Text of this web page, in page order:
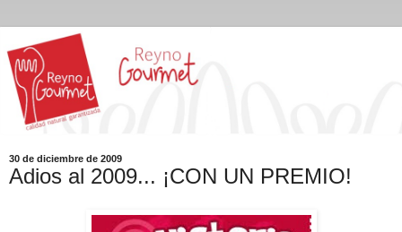
30 de diciembre de 2009
Adios al 2009... ¡CON UN PREMIO!